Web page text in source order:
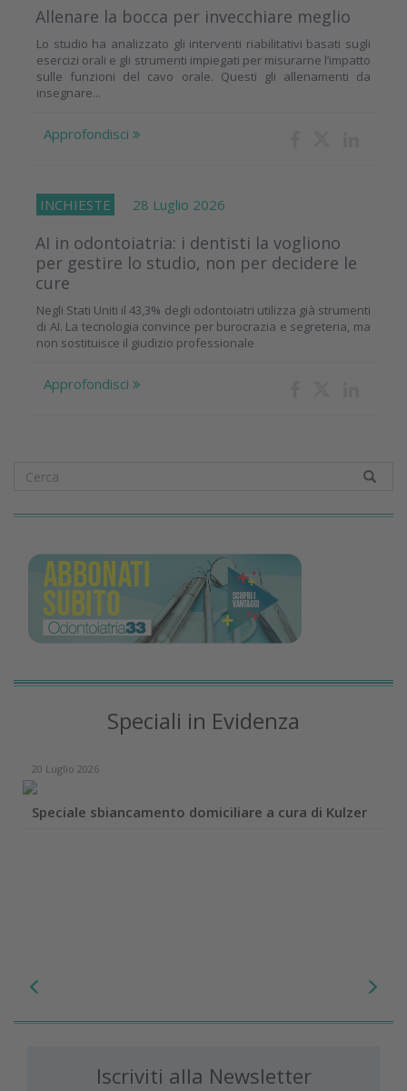
Allenare la bocca per invecchiare meglio
Lo studio ha analizzato gli interventi riabilitativi basati sugli
esercizi orali e gli strumenti impiegati per misurarne l’impatto
sulle funzioni del cavo orale. Questi gli allenamenti da
insegnare...
Approfondisci
INCHIESTE 28 Luglio 2026
AI in odontoiatria: i dentisti la vogliono
per gestire lo studio, non per decidere le
cure
Negli Stati Uniti il 43,3% degli odontoiatri utilizza già strumenti
di AI. La tecnologia convince per burocrazia e segreteria, ma
non sostituisce il giudizio professionale
Approfondisci
Speciali in Evidenza
20 Luglio 2026
Speciale sbiancamento domiciliare a cura di Kulzer
Iscriviti alla Newsletter